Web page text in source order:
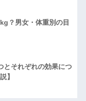
？男女・体重別の目
とそれぞれの効果につ
】